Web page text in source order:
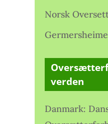
Norsk
verden
Danmark: